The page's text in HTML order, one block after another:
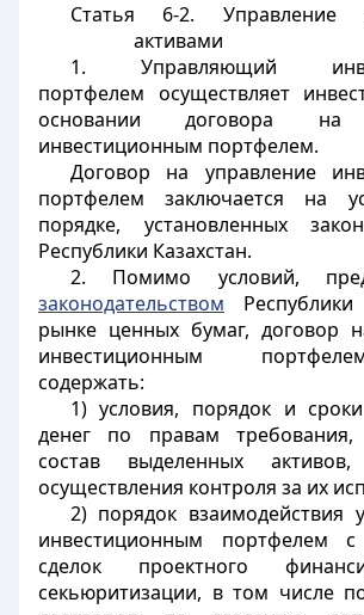
Статья 6-2. Управление
активами
1. Управляющий
портфелем осуществляет
основании договора на
инвестиционным портфелем.
Договор на управление
портфелем заключается на
порядке, установленных
Республики Казахстан.
2. Помимо условий,
законодательством
рынке ценных бумаг, договор
инвестиционным
содержать:
1) условия, порядок и
денег по правам
состав выделенных
осуществления контроля за их
2) порядок взаимодействия
инвестиционным портфелем с
сделок проектного
секьюритизации, в том числе